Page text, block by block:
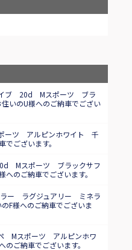
ブ 20d Mスポーツ ブラ
いのU様へのご納車でござい
ツ アルピンホワイト 千
でございます。
Mスポーツ ブラックサフ
のご納車でございます。
ー ラグジュアリー ミネラ
F様へのご納車でございま
Mスポーツ アルピンホワ
ご納車でございます。